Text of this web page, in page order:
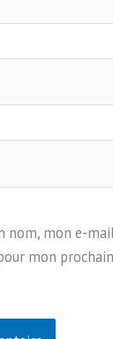
nom, mon e-
mon prochain